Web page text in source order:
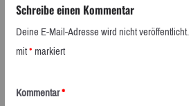
Schreibe einen Kommentar
Deine E-Mail-Adresse wird nicht veröffentlicht.
mit*markiert
Kommentar*